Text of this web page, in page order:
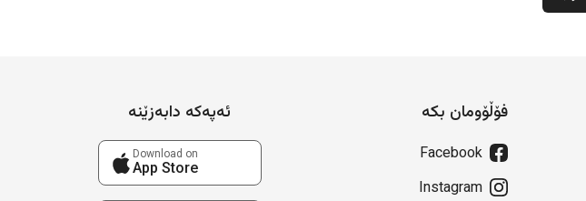
فۆڵۆومان بکە
Facebook
Instagram
ئەپەکە دابەزێنە
Download on
App Store